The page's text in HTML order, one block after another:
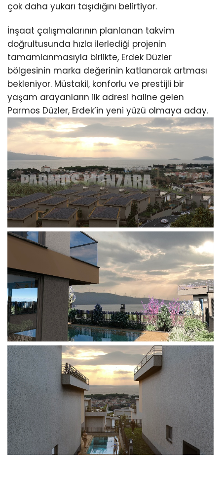
çok daha yukarı taşıdığını belirtiyor.
İnşaat çalışmalarının planlanan takvim
doğrultusunda hızla ilerlediği projenin
tamamlanmasıyla birlikte, Erdek Düzler
bölgesinin marka değerinin katlanarak artması
bekleniyor. Müstakil, konforlu ve prestijli bir
yaşam arayanların ilk adresi haline gelen
Parmos Düzler, Erdek’in yeni yüzü olmaya aday.